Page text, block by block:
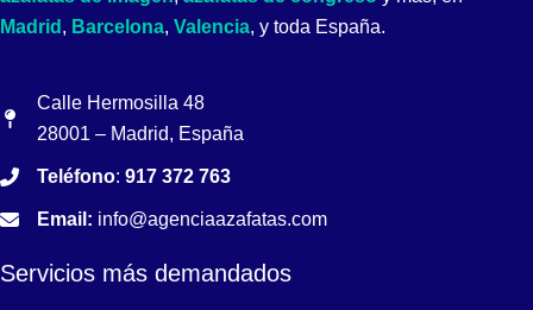
Madrid , Barcelona, Valencia, y toda España.
Calle Hermosilla 48
28001 – Madrid, España
Teléfono: 917 372 763
Email: info@agenciaazafatas.com
Servicios más demandados